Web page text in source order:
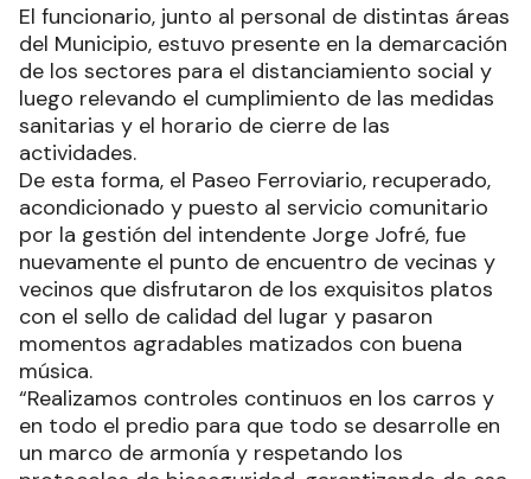
El funcionario, junto al personal de distintas áreas
del Municipio, estuvo presente en la demarcación
de los sectores para el distanciamiento social y
luego relevando el cumplimiento de las medidas
sanitarias y el horario de cierre de las
actividades.
De esta forma, el Paseo Ferroviario, recuperado,
acondicionado y puesto al servicio comunitario
por la gestión del intendente Jorge Jofré, fue
nuevamente el punto de encuentro de vecinas y
vecinos que disfrutaron de los exquisitos platos
con el sello de calidad del lugar y pasaron
momentos agradables matizados con buena
música.
“Realizamos controles continuos en los carros y
en todo el predio para que todo se desarrolle en
un marco de armonía y respetando los